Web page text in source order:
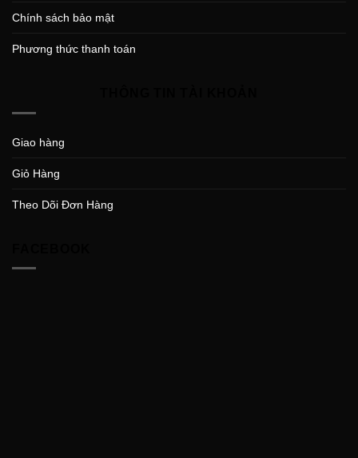
Chính sách bảo mật
Phương thức thanh toán
Giao hàng
Giỏ Hàng
Theo Dõi Đơn Hàng